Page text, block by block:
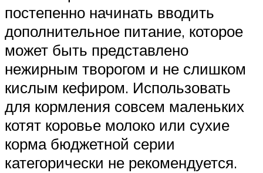
постепенно начинать вводить
дополнительное питание, которое
может быть представлено
нежирным творогом и не слишком
кислым кефиром. Использовать
для кормления совсем маленьких
котят коровье молоко или сухие
корма бюджетной серии
категорически не рекомендуется.